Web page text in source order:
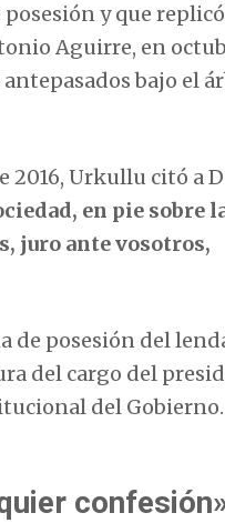
y que
Aguirre, en
bajo el
2016, Urkullu citó a
en pie sobre
juro ante vosotros,
de posesión del
del cargo del
del Gobierno.